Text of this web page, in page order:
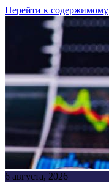
Перейти к содержимому
6 августа, 2026